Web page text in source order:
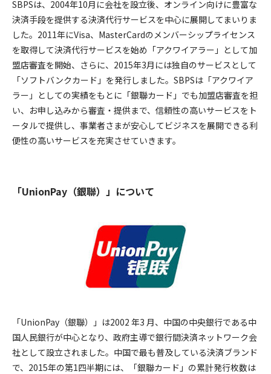
SBPSは、2004年10月に会社を設立後、オンライン向けに豊富な
決済手段を提供する決済代行サービスを中心に展開してまいりま
した。2011年にVisa、MasterCardのメンバーシップライセンス
を取得して決済代行サービスを始め「アクワイアラー」として加
盟店審査を開始、さらに、2015年3月には独自のサービスとして
「ソフトバンクカード」を発行しました。SBPSは「アクワイア
ラー」としての実績をもとに「銀聯カード」でも加盟店審査を担
い、お申し込みから審査・提供まで、信頼性の高いサービスをト
ータルで提供し、事業者さまが安心してビジネスを展開できる利
便性の高いサービスを充実させていきます。
「UnionPay（銀聯）」について
「UnionPay（銀聯）」は2002 年3 月、中国の中央銀行である中
国人民銀行が中心となり、政府主導で銀行間決済ネットワーク会
社として設立されました。中国で最も普及している決済ブランド
で、2015年の第1四半期には、「銀聯カード」の累計発行枚数は